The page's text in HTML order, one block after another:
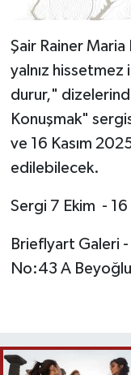
Şair Rainer Maria
yalnız
durur,"
Konuşmak"
ve 16 Kasım
edilebilecek.
Sergi 7 Ekim -
Brieflyart Galeri
No:43 A